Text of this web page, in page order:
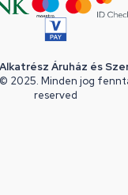
Áruház és
2025. Minden jog
reserved